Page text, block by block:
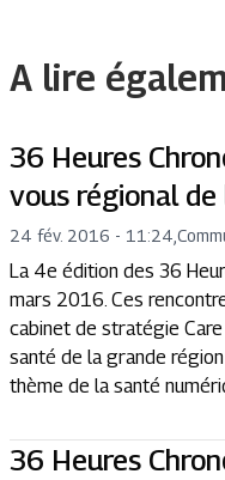
A lire
36 Heures
vous régional
24 fév. 2016 - 11:24
La 4e édition des 36
mars 2016. Ces
cabinet de stratégie
santé de la grande
thème de la santé
36 Heures